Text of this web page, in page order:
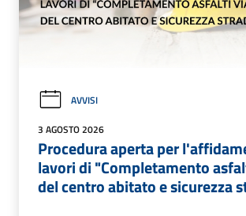
AVVISI
3 AGOSTO 2026
Procedura aperta per
lavori di "Completamento
del centro abitato e sicurezza